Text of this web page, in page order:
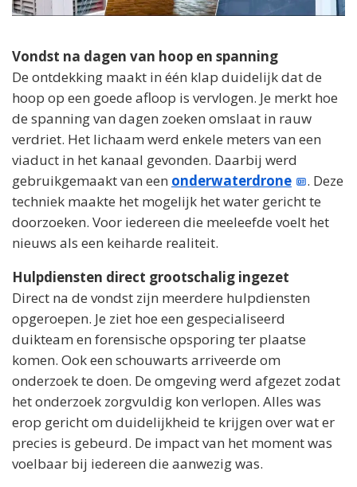
Vondst na dagen van hoop en spanning
De ontdekking maakt in één klap duidelijk dat de
hoop op een goede afloop is vervlogen. Je merkt hoe
de spanning van dagen zoeken omslaat in rauw
verdriet. Het lichaam werd enkele meters van een
viaduct in het kanaal gevonden. Daarbij werd
gebruikgemaakt van een onderwaterdrone
. Deze
techniek maakte het mogelijk het water gericht te
doorzoeken. Voor iedereen die meeleefde voelt het
nieuws als een keiharde realiteit.
Hulpdiensten direct grootschalig ingezet
Direct na de vondst zijn meerdere hulpdiensten
opgeroepen. Je ziet hoe een gespecialiseerd
duikteam en forensische opsporing ter plaatse
komen. Ook een schouwarts arriveerde om
onderzoek te doen. De omgeving werd afgezet zodat
het onderzoek zorgvuldig kon verlopen. Alles was
erop gericht om duidelijkheid te krijgen over wat er
precies is gebeurd. De impact van het moment was
voelbaar bij iedereen die aanwezig was.